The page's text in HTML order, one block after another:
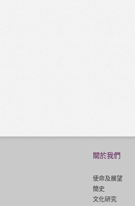
關於我們
使命及展望
簡史
文化研究